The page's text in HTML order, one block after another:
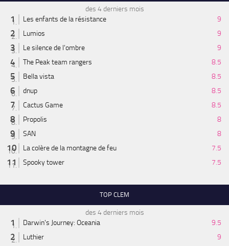
des 4 derniers mois
Les enfants de la résistance
9
Lumios
9
Le silence de l'ombre
9
The Peak team rangers
8.5
Bella vista
8.5
dnup
8.5
Cactus Game
8.5
Propolis
8
SAN
8
La colère de la montagne de feu
7.5
Spooky tower
7.5
TOP CLEM
des 4 derniers mois
Darwin's Journey: Oceania
9.5
Luthier
9